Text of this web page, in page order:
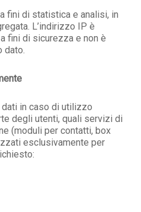
fini di statistica e analisi, in
L’indirizzo IP è
fini di sicurezza e non è
dato.
in caso di utilizzo
degli utenti, quali servizi di
(moduli per contatti, box
esclusivamente per